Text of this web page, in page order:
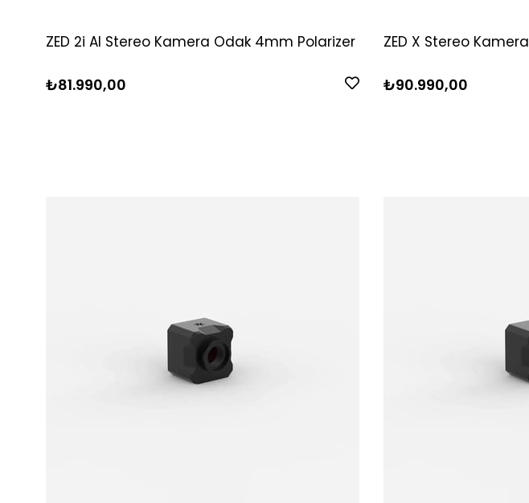
ZED 2i AI Stereo Kamera Odak 4mm Polarizer
₺81.990,00
ZED X Stereo Kamera
₺90.990,00